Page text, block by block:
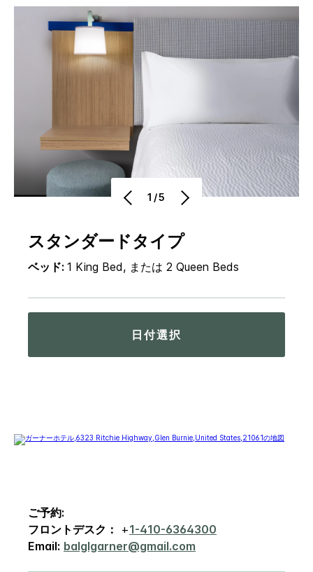
1/5
スタンダードタイプ
ベッド: 1 King Bed, または 2 Queen Beds
日付選択
ご予約:
フロントデスク：
+1-410-6364300
Email: balglgarner@gmail.com